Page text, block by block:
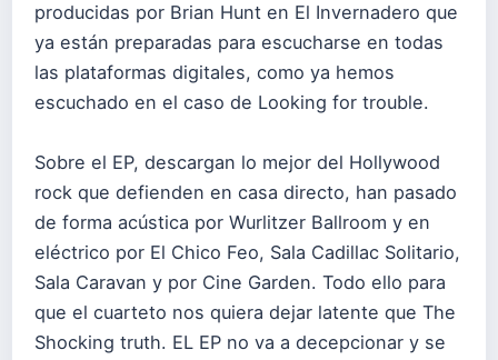
producidas por Brian Hunt en El Invernadero que
ya están preparadas para escucharse en todas
las plataformas digitales, como ya hemos
escuchado en el caso de Looking for trouble.
Sobre el EP, descargan lo mejor del Hollywood
rock que defienden en casa directo, han pasado
de forma acústica por Wurlitzer Ballroom y en
eléctrico por El Chico Feo, Sala Cadillac Solitario,
Sala Caravan y por Cine Garden. Todo ello para
que el cuarteto nos quiera dejar latente que The
Shocking truth. EL EP no va a decepcionar y se